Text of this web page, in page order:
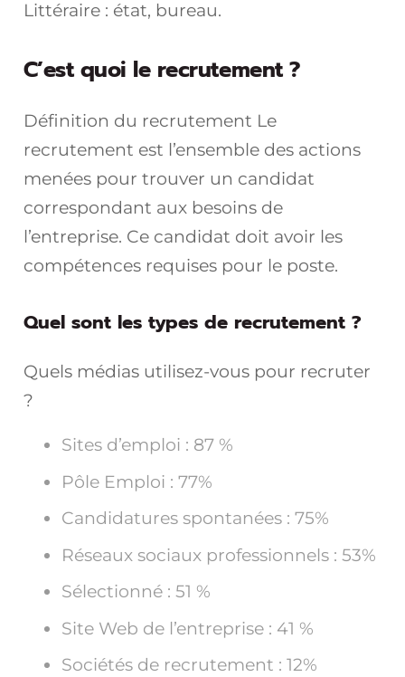
Littéraire : état, bureau.
C’est quoi le recrutement ?
Définition du recrutement Le
recrutement est l’ensemble des actions
menées pour trouver un candidat
correspondant aux besoins de
l’entreprise. Ce candidat doit avoir les
compétences requises pour le poste.
Quel sont les types de recrutement ?
Quels médias utilisez-vous pour recruter
?
Sites d’emploi : 87 %
Pôle Emploi : 77%
Candidatures spontanées : 75%
Réseaux sociaux professionnels : 53%
Sélectionné : 51 %
Site Web de l’entreprise : 41 %
Sociétés de recrutement : 12%